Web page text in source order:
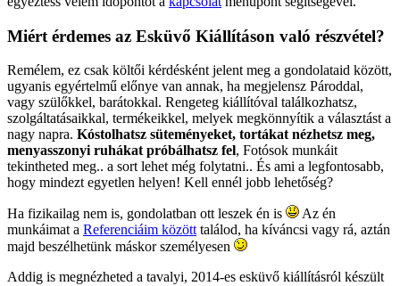
Miért érdemes az Esküvő Kiállításon való részvétel?
Remélem, ez csak költői kérdésként jelent meg a gondolataid között,
ugyanis egyértelmű előnye van annak, ha megjelensz Pároddal,
vagy szülőkkel, barátokkal. Rengeteg kiállítóval találkozhatsz,
szolgáltatásaikkal, termékeikkel, melyek megkönnyítik a választást a
nagy napra. Kóstolhatsz süteményeket, tortákat nézhetsz meg,
menyasszonyi ruhákat próbálhatsz fel, Fotósok munkáit
tekintheted meg.. a sort lehet még folytatni.. És ami a legfontosabb,
hogy mindezt egyetlen helyen! Kell ennél jobb lehetőség?
Ha fizikailag nem is, gondolatban ott leszek én is
Az én
munkáimat a Referenciáim között találod, ha kíváncsi vagy rá, aztán
majd beszélhetünk máskor személyesen
Addig is megnézheted a tavalyi, 2014-es esküvő kiállításról készült